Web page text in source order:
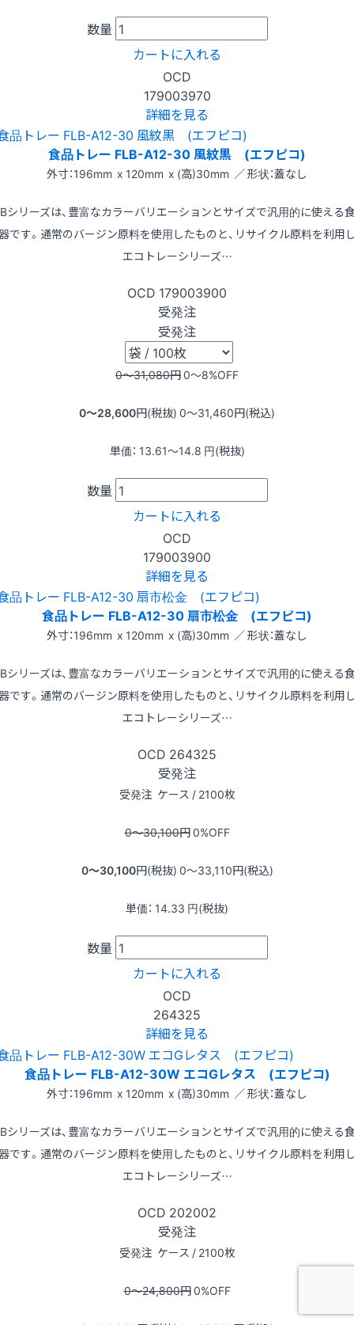
数量
カートに入れる
OCD
179003970
詳細を見る
食品トレー FLB-A12-30 風紋黒 (エフピコ)
外寸：196mm x 120mm x (高)30mm ／ 形状：蓋なし
シリーズは、豊富なカラーバリエーションとサイズで汎用的に使える
です。通常のバージン原料を使用したものと、リサイクル原料を利用
エコトレーシリーズ…
OCD 179003900
受発注
受発注
0〜31,080円0〜8%OFF
0〜28,600円(税抜) 0〜31,460円(税込)
単価： 13.61〜14.8 円(税抜)
数量
カートに入れる
OCD
179003900
詳細を見る
食品トレー FLB-A12-30 扇市松金 (エフピコ)
外寸：196mm x 120mm x (高)30mm ／ 形状：蓋なし
シリーズは、豊富なカラーバリエーションとサイズで汎用的に使える
です。通常のバージン原料を使用したものと、リサイクル原料を利用
エコトレーシリーズ…
OCD 264325
受発注
受発注 ケース / 2100枚
0〜30,100円0%OFF
0〜30,100円(税抜) 0〜33,110円(税込)
単価： 14.33 円(税抜)
数量
カートに入れる
OCD
264325
詳細を見る
食品トレー FLB-A12-30W エコGレタス (エフピコ)
外寸：196mm x 120mm x (高)30mm ／ 形状：蓋なし
シリーズは、豊富なカラーバリエーションとサイズで汎用的に使える
です。通常のバージン原料を使用したものと、リサイクル原料を利用
エコトレーシリーズ…
OCD 202002
受発注
受発注 ケース / 2100枚
0〜24,800円0%OFF